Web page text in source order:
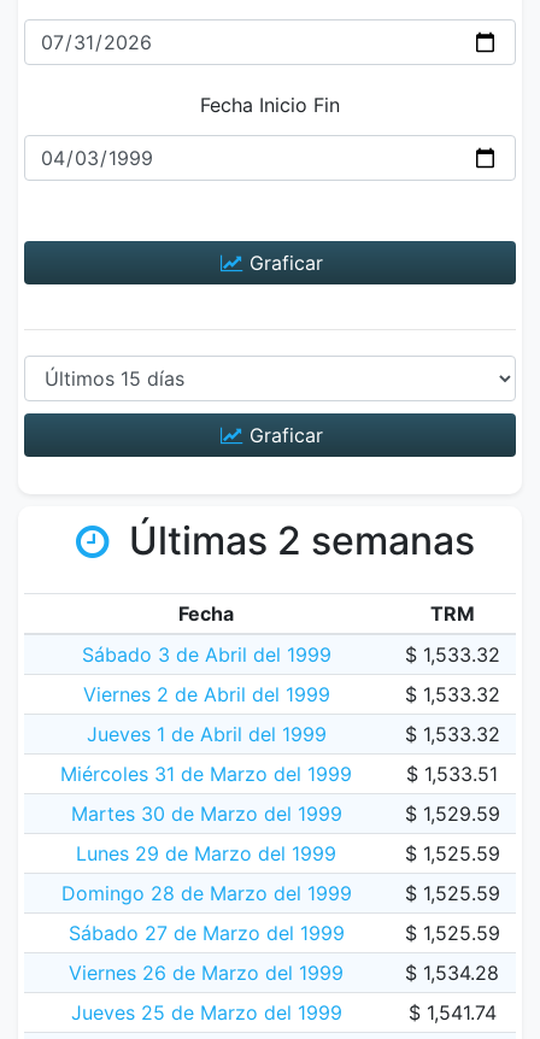
Fecha Inicio Fin
Graficar
Graficar
Últimas 2 semanas
Fecha
TRM
Sábado 3 de Abril del 1999
$ 1,533.32
Viernes 2 de Abril del 1999
$ 1,533.32
Jueves 1 de Abril del 1999
$ 1,533.32
Miércoles 31 de Marzo del 1999
$ 1,533.51
Martes 30 de Marzo del 1999
$ 1,529.59
Lunes 29 de Marzo del 1999
$ 1,525.59
Domingo 28 de Marzo del 1999
$ 1,525.59
Sábado 27 de Marzo del 1999
$ 1,525.59
Viernes 26 de Marzo del 1999
$ 1,534.28
Jueves 25 de Marzo del 1999
$ 1,541.74